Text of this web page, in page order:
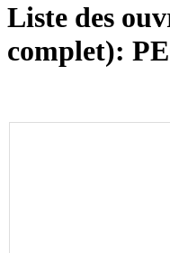
Liste des
complet):